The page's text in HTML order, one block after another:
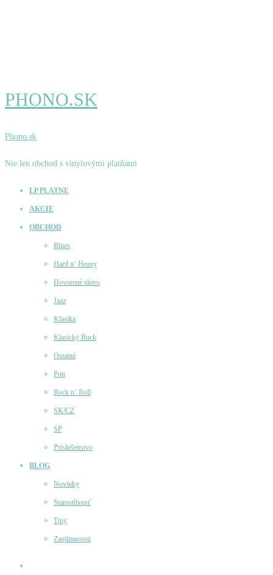
PHONO.SK
Phono.sk
Nie len obchod s vinylovými platňami
LP PLATNE
AKCIE
OBCHOD
Blues
Hard n‘ Heavy
Hovorené slovo
Jazz
Klasika
Klasický Rock
Ostatné
Pop
Rock n‘ Roll
SK/CZ
SP
Príslušenstvo
BLOG
Novinky
Starostlivosť
Tipy
Zaujímavosti